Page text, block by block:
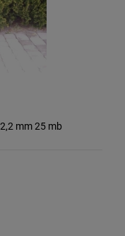
mm 25 mb